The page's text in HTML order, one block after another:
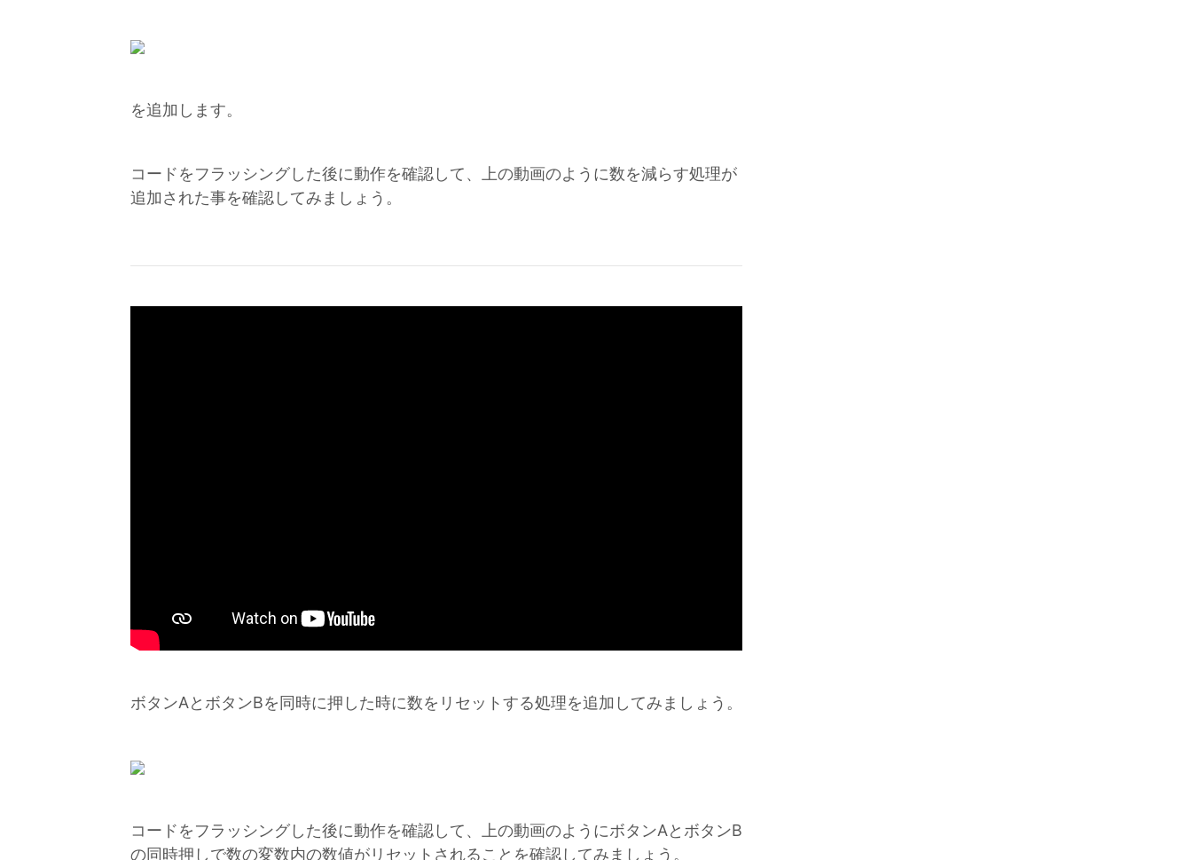
を追加します。
コードをフラッシングした後に動作を確認して、上の動画のように数を減らす処理が
追加された事を確認してみましょう。
ボタンAとボタンBを同時に押した時に数をリセットする処理を追加してみましょう。
コードをフラッシングした後に動作を確認して、上の動画のようにボタンAとボタンB
の同時押しで数の変数内の数値がリセットされることを確認してみましょう。